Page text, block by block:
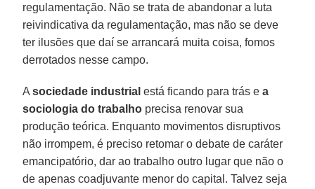
regulamentação. Não se trata de abandonar a luta
reivindicativa da regulamentação, mas não se deve
ter ilusões que daí se arrancará muita coisa, fomos
derrotados nesse campo.
Asociedade industrial está ficando para trás ea
sociologia do trabalho precisa renovar sua
produção teórica. Enquanto movimentos disruptivos
não irrompem, é preciso retomar o debate de caráter
emancipatório, dar ao trabalho outro lugar que não o
de apenas coadjuvante menor do capital. Talvez seja